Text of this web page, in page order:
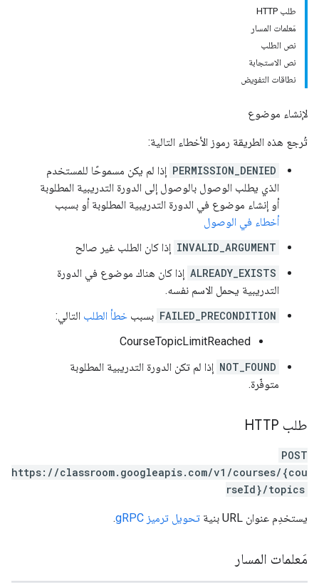
طلب HTTP
مَعلمات المسار
نص الطلب
نص الاستجابة
نطاقات التفويض
لإنشاء موضوع
تُرجع هذه الطريقة رموز الأخطاء التالية:
PERMISSION_DENIED إذا لم يكن مسموحًا للمستخدم
الذي يطلب الوصول بالوصول إلى الدورة التدريبية المطلوبة
أو إنشاء موضوع في الدورة التدريبية المطلوبة أو بسبب
أخطاء في الوصول
INVALID_ARGUMENT إذا كان الطلب غير صالح
ALREADY_EXISTS إذا كان هناك موضوع في الدورة
التدريبية يحمل الاسم نفسه.
FAILED_PRECONDITION بسبب خطأ الطلب التالي:
CourseTopicLimitReached
NOT_FOUND إذا لم تكن الدورة التدريبية المطلوبة
متوفّرة.
طلب HTTP
POST
https://classroom.googleapis.com/v1/courses/{cou
rseId}/topics
يستخدِم عنوان URL بنية تحويل ترميز gRPC .
مَعلمات المسار